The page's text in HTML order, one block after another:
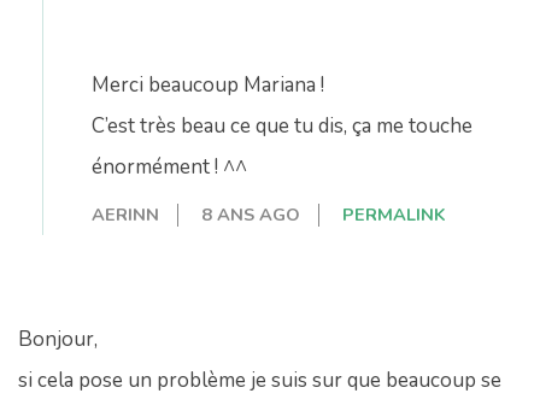
Merci beaucoup Mariana !
C’est très beau ce que tu dis, ça me touche
énormément ! ^^
AERINN 8 ANS AGO PERMALINK
Bonjour,
si cela pose un problème je suis sur que beaucoup se